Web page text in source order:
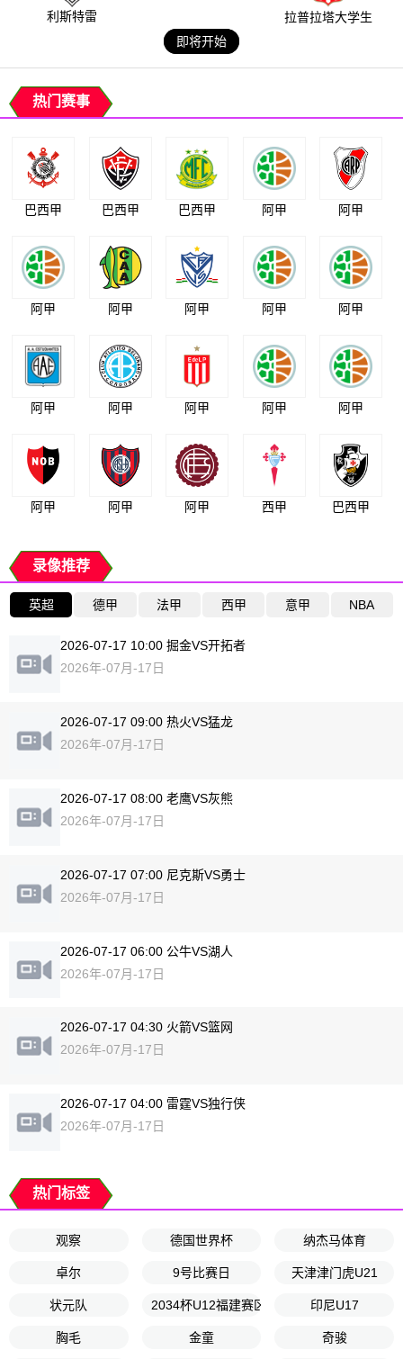
利斯特雷
拉普拉塔大学生
即将开始
热门赛事
巴西甲 巴西甲 巴西甲 阿甲 阿甲
阿甲 阿甲 阿甲 阿甲 阿甲
阿甲 阿甲 阿甲 阿甲 阿甲
阿甲 阿甲 阿甲 西甲 巴西甲
录像推荐
英超 德甲 法甲 西甲 意甲 NBA
2026-07-17 10:00 掘金VS开拓者
2026年-07月-17日
2026-07-17 09:00 热火VS猛龙
2026年-07月-17日
2026-07-17 08:00 老鹰VS灰熊
2026年-07月-17日
2026-07-17 07:00 尼克斯VS勇士
2026年-07月-17日
2026-07-17 06:00 公牛VS湖人
2026年-07月-17日
2026-07-17 04:30 火箭VS篮网
2026年-07月-17日
2026-07-17 04:00 雷霆VS独行侠
2026年-07月-17日
热门标签
观察 德国世界杯 纳杰马体育
卓尔 9号比赛日 天津津门虎U21
状元队 2034杯U12福建赛区决赛 印尼U17
胸毛 金童 奇骏